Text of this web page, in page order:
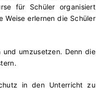
für Schüler organisiert
Weise erlernen die Schüler
und umzusetzen. Denn die
in den Unterricht zu